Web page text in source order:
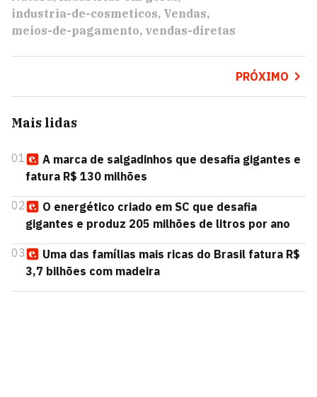
industria-de-cosmeticos Vendas
meios-de-pagamento vendas-diretas
PRÓXIMO
Mais lidas
01
A marca de salgadinhos que desafia gigantes e
fatura R$ 130 milhões
02
O energético criado em SC que desafia
gigantes e produz 205 milhões de litros por ano
03
Uma das famílias mais ricas do Brasil fatura R$
3,7 bilhões com madeira